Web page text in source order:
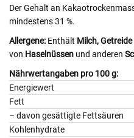
Der Gehalt an
mindestens 31 %.
Allergene: Enthält Milch,Getreide
von Haselnüssen und anderen
Nährwertangaben pro 100 g:
Energiewert
Fett
– davon gesättigte
Kohlenhydrate